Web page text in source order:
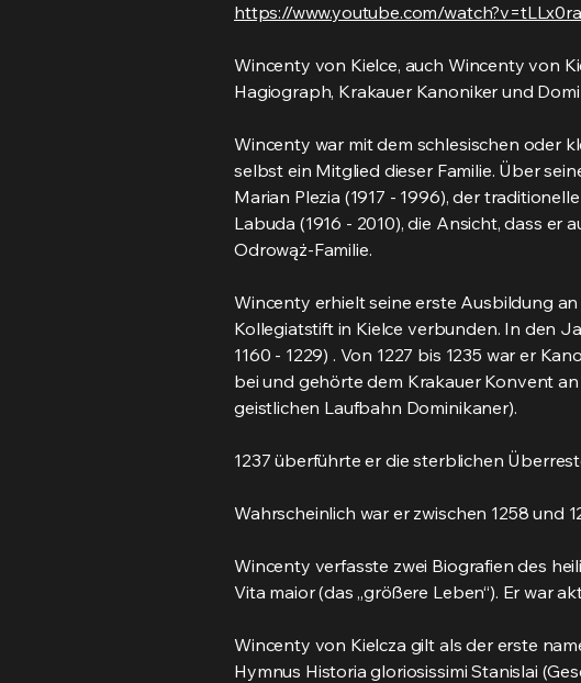
https://www.youtube.com/
Wincenty von Kielce, auch Wincenty von
Hagiograph, Krakauer Kanoniker und
Wincenty war mit dem schlesischen oder
selbst ein Mitglied dieser Familie. Über
Marian Plezia (1917 - 1996), der
Labuda (1916 - 2010), die Ansicht, dass er
Odrowąż-Familie.
Wincenty erhielt seine erste Ausbildung
Kollegiatstift in Kielce verbunden. In den
1160 - 1229) . Von 1227 bis 1235 war er
bei und gehörte dem Krakauer Konvent
geistlichen Laufbahn Dominikaner).
1237 überführte er die sterblichen
Wahrscheinlich war er zwischen 1258 und
Wincenty verfasste zwei Biografien des
Vita maior (das „größere Leben“). Er war
Wincenty von Kielcza gilt als der erste
Hymnus Historia gloriosissimi Stanislai